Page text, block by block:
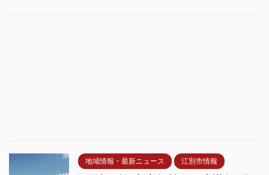
地域情報・最新ニュース 江別市情報